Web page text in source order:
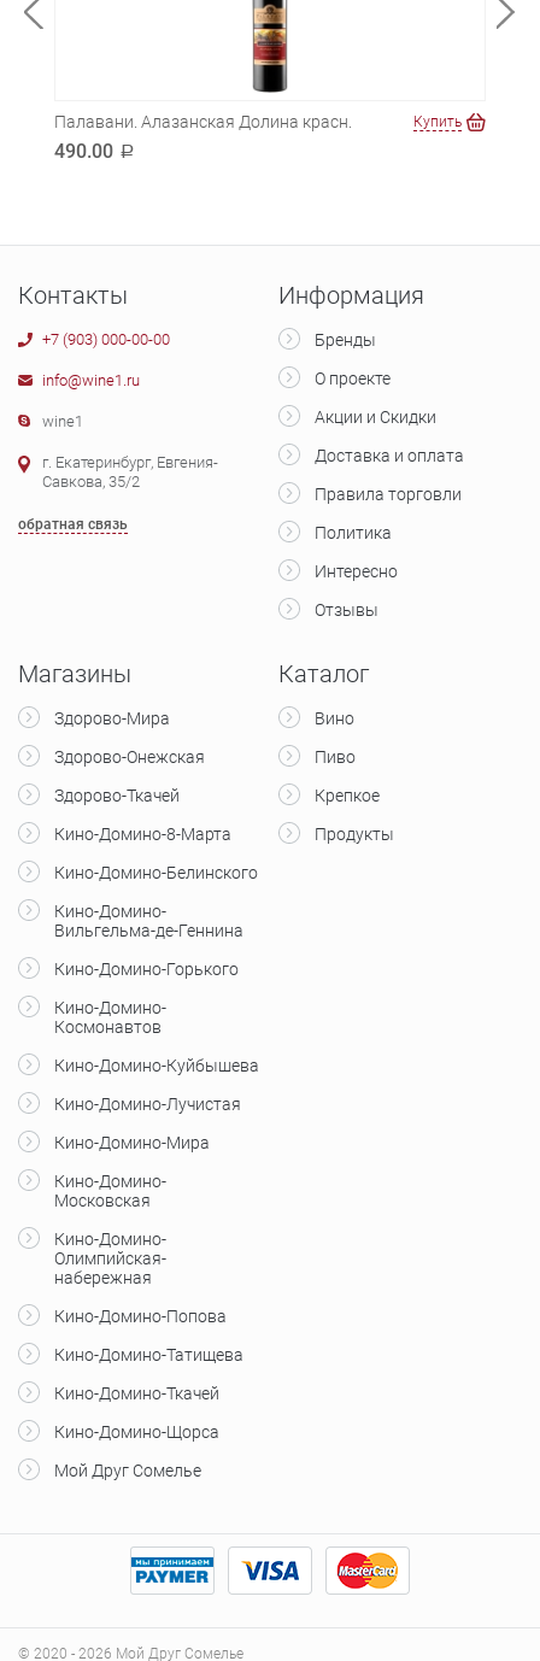
Палавани. Алазанская Долина красн.
490.00 a
Купить
Контакты
+7 (903) 000-00-00
info@wine1.ru
wine1
г. Екатеринбург, Евгения-
Савкова, 35/2
обратная связь
Информация
Бренды
О проекте
Акции и Скидки
Доставка и оплата
Правила торговли
Политика
Интересно
Отзывы
Магазины
Здорово-Мира
Здорово-Онежская
Здорово-Ткачей
Кино-Домино-8-Марта
Кино-Домино-Белинского
Кино-Домино-
Вильгельма-де-Геннина
Кино-Домино-Горького
Кино-Домино-
Космонавтов
Кино-Домино-Куйбышева
Кино-Домино-Лучистая
Кино-Домино-Мира
Кино-Домино-
Московская
Кино-Домино-
Олимпийская-
набережная
Кино-Домино-Попова
Кино-Домино-Татищева
Кино-Домино-Ткачей
Кино-Домино-Щорса
Мой Друг Сомелье
Каталог
Вино
Пиво
Крепкое
Продукты
© 2020 - 2026 Мой Друг Сомелье